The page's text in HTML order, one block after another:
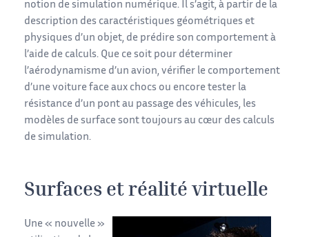
notion de simulation numérique. Il s’agit, à partir de la
description des caractéristiques géométriques et
physiques d’un objet, de prédire son comportement à
l’aide de calculs. Que ce soit pour déterminer
l’aérodynamisme d’un avion, vérifier le comportement
d’une voiture face aux chocs ou encore tester la
résistance d’un pont au passage des véhicules, les
modèles de surface sont toujours au cœur des calculs
de simulation.
Surfaces et réalité virtuelle
Une « nouvelle »